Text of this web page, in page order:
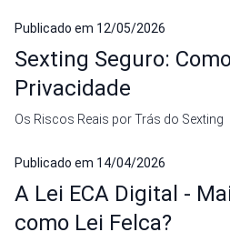
Publicado em 12/05/2026
Sexting Seguro:
Privacidade
Os Riscos Reais por Trás do Sexting
Publicado em 14/04/2026
A Lei ECA Digital -
como Lei Felca?